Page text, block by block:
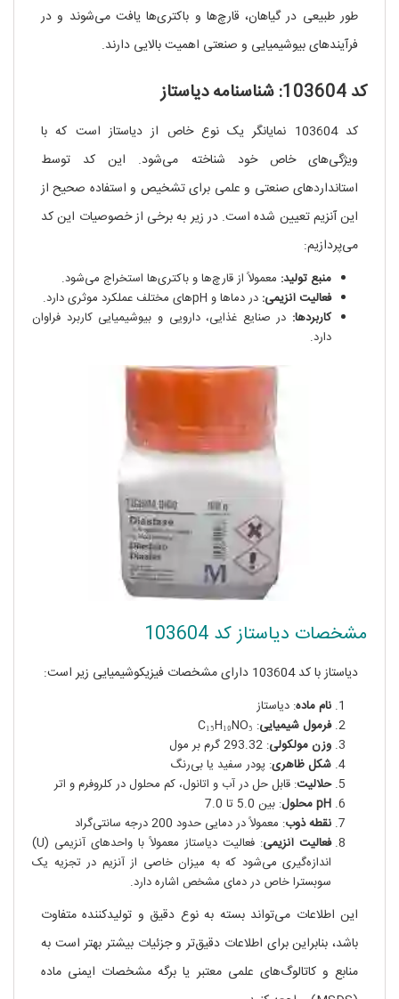
طور طبیعی در گیاهان، قارچ‌ها و باکتری‌ها یافت می‌شوند و در
فرآیندهای بیوشیمیایی و صنعتی اهمیت بالایی دارند.
کد 103604: شناسنامه دیاستاز
کد 103604 نمایانگر یک نوع خاص از دیاستاز است که با
ویژگی‌های خاص خود شناخته می‌شود. این کد توسط
استانداردهای صنعتی و علمی برای تشخیص و استفاده صحیح از
این آنزیم تعیین شده است. در زیر به برخی از خصوصیات این کد
می‌پردازیم:
منبع تولید: معمولاً از قارچ‌ها و باکتری‌ها استخراج می‌شود.
فعالیت آنزیمی: در دماها و pH‌های مختلف عملکرد موثری دارد.
کاربردها: در صنایع غذایی، دارویی و بیوشیمیایی کاربرد فراوان
دارد.
مشخصات دیاستاز کد 103604
دیاستاز با کد 103604 دارای مشخصات فیزیکوشیمیایی زیر است:
نام ماده: دیاستاز
فرمول شیمیایی: C₁₅H₁₉NO₅
وزن مولکولی: 293.32 گرم بر مول
شکل ظاهری: پودر سفید یا بی‌رنگ
حلالیت: قابل حل در آب و اتانول، کم محلول در کلروفرم و اتر
pH محلول
: بین 5.0 تا 7.0
نقطه ذوب: معمولاً در دمایی حدود 200 درجه سانتی‌گراد
فعالیت آنزیمی
: فعالیت دیاستاز معمولاً با واحدهای آنزیمی (U)
اندازه‌گیری می‌شود که به میزان خاصی از آنزیم در تجزیه یک
سوبسترا خاص در دمای مشخص اشاره دارد.
این اطلاعات می‌تواند بسته به نوع دقیق و تولیدکننده متفاوت
باشد، بنابراین برای اطلاعات دقیق‌تر و جزئیات بیشتر بهتر است به
منابع و کاتالوگ‌های علمی معتبر یا برگه مشخصات ایمنی ماده